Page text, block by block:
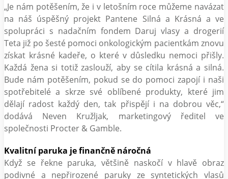
„Je nám potěšením, že i v letošním roce můžeme navázat
na náš úspěšný projekt Pantene Silná a Krásná a ve
spolupráci s nadačním fondem Daruj vlasy a drogerií
Teta již po šesté pomoci onkologickým pacientkám znovu
získat krásné kadeře, o které v důsledku nemoci přišly.
Každá žena si totiž zaslouží, aby se cítila krásná a silná.
Bude nám potěšením, pokud se do pomoci zapojí i naši
spotřebitelé a skrze své oblíbené produkty, které jim
dělají radost každý den, tak přispějí i na dobrou věc,“
dodává Neven Kružljak, marketingový ředitel ve
společnosti Procter & Gamble.
Kvalitní paruka je finančně náročná
Když se řekne paruka, většině naskočí v hlavě obraz
podivné a nepřirozené paruky ze syntetických vlasů